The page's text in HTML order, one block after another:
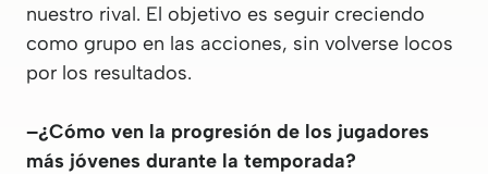
nuestro rival. El objetivo es seguir creciendo
como grupo en las acciones, sin volverse locos
por los resultados.
–¿Cómo ven la progresión de los jugadores
más jóvenes durante la temporada?